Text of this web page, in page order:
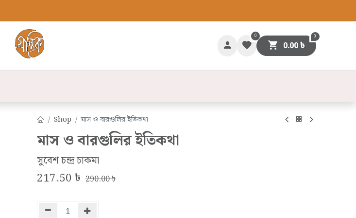
0 0
0.00৳
Shop মাস ও বারগুলির ইতিকথা
মাস ও বারগুলির ইতিকথা
সুবেশ চন্দ্র চাকমা
217.50৳ 290.00৳